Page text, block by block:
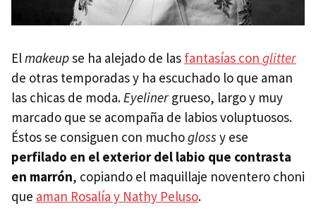
Elmakeupse ha alejado de las fantasías con glitter
de otras temporadas y ha escuchado lo que aman
las chicas de moda.Eyeliner grueso, largo y muy
marcado que se acompaña de labios voluptuosos.
Éstos se consiguen con muchogloss y ese
perfilado en el exterior del labio que contrasta
en marrón, copiando el maquillaje noventero choni
que aman Rosalía y Nathy Peluso.